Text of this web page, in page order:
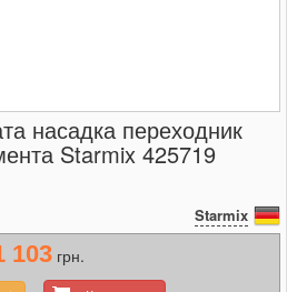
насадка переходник
Starmix 425719
Starmix
103грн.